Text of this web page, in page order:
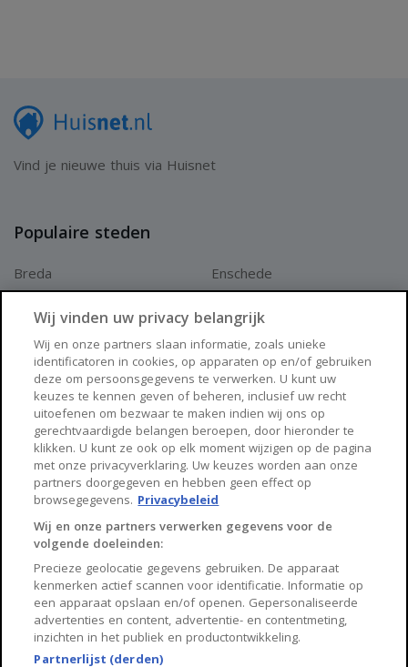
Vind je nieuwe thuis via Huisnet
Populaire steden
Breda
Arnhem
Enschede
Zwolle
Huisnet
Over Huisnet
Algemene voorwaarden
Privacybeleid
Contact
Sitemap
Copyright 2026, Huisnet is onderdeel van Property Portals
Wij vinden uw privacy belangrijk
Wij en onze partners slaan informatie, zoals unieke
identificatoren in cookies, op apparaten op en/of gebruiken
deze om persoonsgegevens te verwerken. U kunt uw
keuzes te kennen geven of beheren, inclusief uw recht
uitoefenen om bezwaar te maken indien wij ons op
gerechtvaardigde belangen beroepen, door hieronder te
klikken. U kunt ze ook op elk moment wijzigen op de pagina
met onze privacyverklaring. Uw keuzes worden aan onze
partners doorgegeven en hebben geen effect op
browsegegevens. Privacybeleid
Wij en onze partners verwerken gegevens voor de
volgende doeleinden:
Precieze geolocatie gegevens gebruiken. De apparaat
kenmerken actief scannen voor identificatie. Informatie op
een apparaat opslaan en/of openen. Gepersonaliseerde
advertenties en content, advertentie- en contentmeting,
inzichten in het publiek en productontwikkeling.
Partnerlijst (derden)